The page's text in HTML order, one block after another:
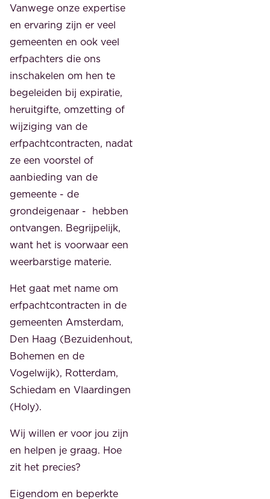
Vanwege onze expertise
en ervaring zijn er veel
gemeenten en ook veel
erfpachters die ons
inschakelen om hen te
begeleiden bij expiratie,
heruitgifte, omzetting of
wijziging van de
erfpachtcontracten, nadat
ze een voorstel of
aanbieding van de
gemeente - de
grondeigenaar - hebben
ontvangen. Begrijpelijk,
want het is voorwaar een
weerbarstige materie.
Het gaat met name om
erfpachtcontracten in de
gemeenten Amsterdam,
Den Haag (Bezuidenhout,
Bohemen en de
Vogelwijk), Rotterdam,
Schiedam en Vlaardingen
(Holy).
Wij willen er voor jou zijn
en helpen je graag. Hoe
zit het precies?
Eigendom en beperkte